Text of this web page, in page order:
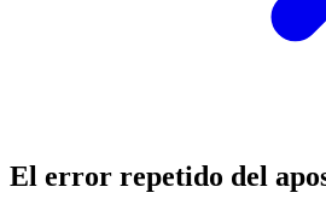
El error repetido del